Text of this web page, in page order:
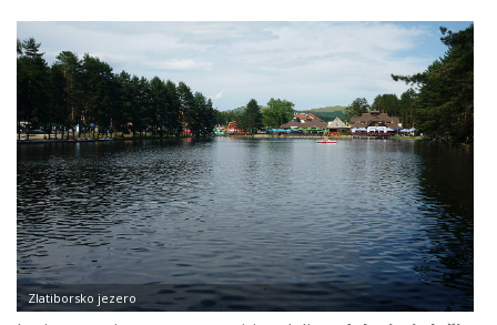
Zlatiborsko jezero